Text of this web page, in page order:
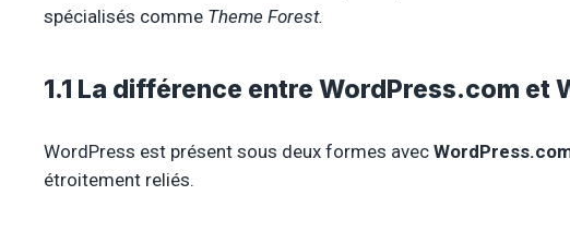
spécialisés comme Theme Forest.
1.1 La différence entre WordPress.com et
WordPress est présent sous deux formes avec
étroitement reliés.